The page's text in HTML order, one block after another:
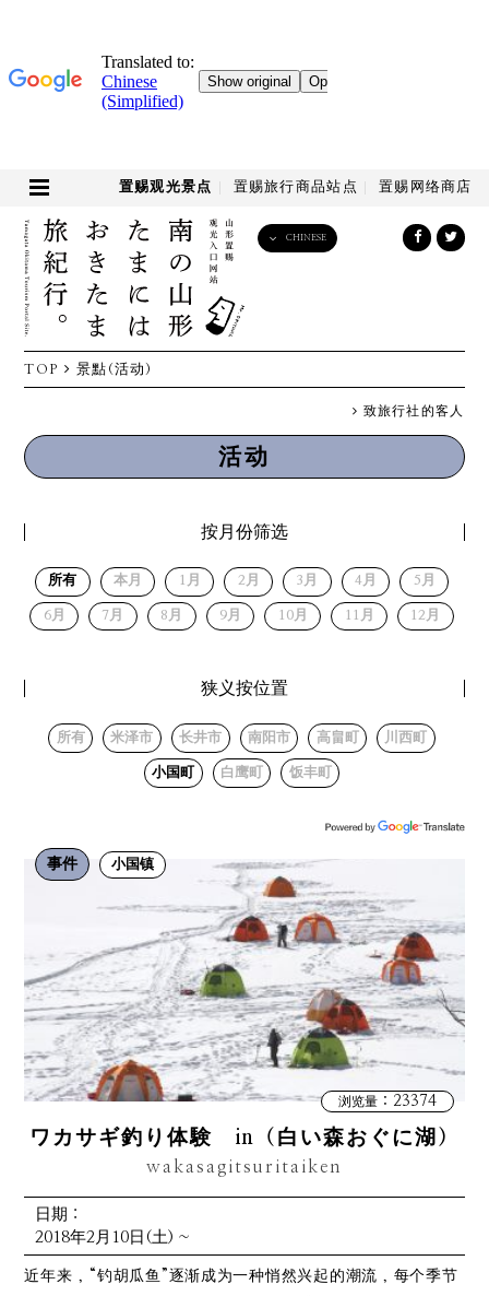
置赐观光景点 置赐旅行商品站点 置赐网络商店
CHINESE
TOP 景點(活动)
致旅行社的客人
活动
按月份筛选
所有 本月 1月 2月 3月 4月 5月
6月 7月 8月 9月 10月 11月 12月
狭义按位置
所有 米泽市 长井市 南阳市 高畠町 川西町
小国町 白鹰町 饭丰町
事件 小国镇
浏览量：23374
ワカサギ釣り体験 in（白い森おぐに湖）
wakasagitsuritaiken
日期：
2018年2月10日(土) ~
近年来，“钓胡瓜鱼”逐渐成为一种悄然兴起的潮流，每个季节